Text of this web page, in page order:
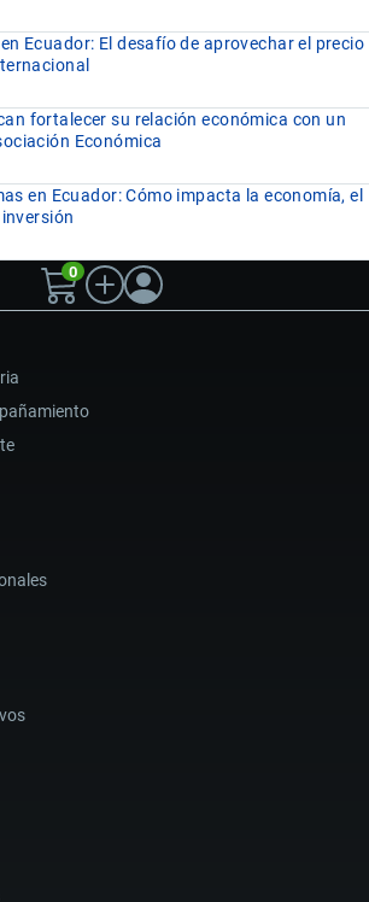
Ecuador: El desafío de aprovechar el precio
fortalecer su relación económica con un
Económica
en Ecuador: Cómo impacta la economía, el
0